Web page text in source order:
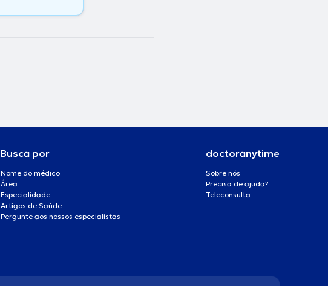
Busca por
Nome do médico
Área
Especialidade
Artigos de Saúde
Pergunte aos nossos especialistas
doctoranytime
Sobre nós
Precisa de ajuda?
Teleconsulta